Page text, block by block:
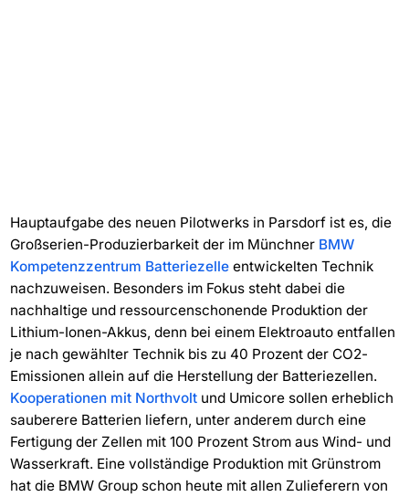
Hauptaufgabe des neuen Pilotwerks in Parsdorf ist es, die
Großserien-Produzierbarkeit der im Münchner BMW
Kompetenzzentrum Batteriezelleentwickelten Technik
nachzuweisen. Besonders im Fokus steht dabei die
nachhaltige und ressourcenschonende Produktion der
Lithium-Ionen-Akkus, denn bei einem Elektroauto entfallen
je nach gewählter Technik bis zu 40 Prozent der CO2-
Emissionen allein auf die Herstellung der Batteriezellen.
Kooperationen mit Northvoltund Umicore sollen erheblich
sauberere Batterien liefern, unter anderem durch eine
Fertigung der Zellen mit 100 Prozent Strom aus Wind- und
Wasserkraft. Eine vollständige Produktion mit Grünstrom
hat die BMW Group schon heute mit allen Zulieferern von